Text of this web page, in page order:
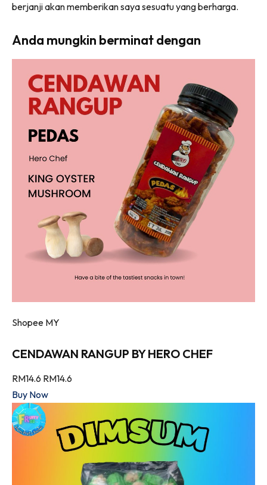
berjanji akan memberikan saya sesuatu yang berharga.
Anda mungkin berminat dengan
Shopee MY
CENDAWAN RANGUP BY HERO CHEF
RM14.6 RM14.6
Buy Now